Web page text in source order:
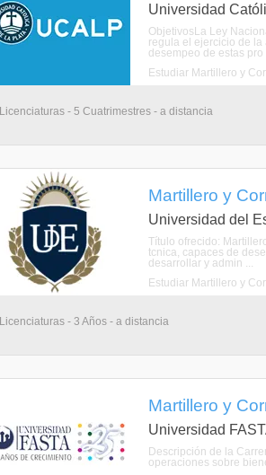
Universidad
ObjetivosLa Ley
regula el ejercicio de la
desempeo de estas pro
Estudiar Martillero y
Licenciaturas - 5 Cuatrimestres - a distancia
Martillero y
Universidad del
Título ofrecido:
tcnica, capaces de
desarrollar y admin ...
Estudiar Martillero y
Licenciaturas - 3 Años - a distancia
Martillero y
Universidad
Descripción de la
operaciones sobre